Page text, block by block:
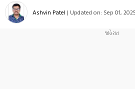
Ashvin Patel | Updated on: Sep 01,